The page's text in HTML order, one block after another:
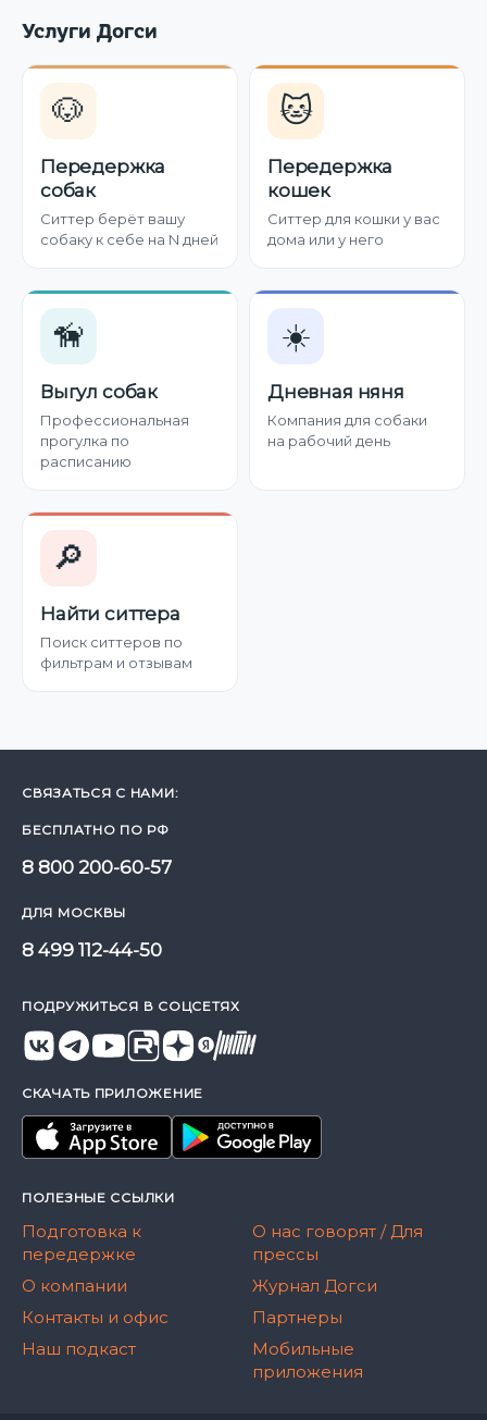
Услуги Догси
🐶
Передержка
собак
Ситтер берёт вашу
собаку к себе на N дней
🐱
Передержка
кошек
Ситтер для кошки у вас
дома или у него
🦮
Выгул собак
Профессиональная
прогулка по
расписанию
☀️
Дневная няня
Компания для собаки
на рабочий день
🔎
Найти ситтера
Поиск ситтеров по
фильтрам и отзывам
СВЯЗАТЬСЯ С НАМИ:
БЕСПЛАТНО ПО РФ
8 800 200-60-57
ДЛЯ МОСКВЫ
8 499 112-44-50
ПОДРУЖИТЬСЯ В СОЦСЕТЯХ
СКАЧАТЬ ПРИЛОЖЕНИЕ
ПОЛЕЗНЫЕ ССЫЛКИ
Подготовка к
передержке
О компании
Контакты и офис
Наш подкаст
О нас говорят / Для
прессы
Журнал Догси
Партнеры
Мобильные
приложения